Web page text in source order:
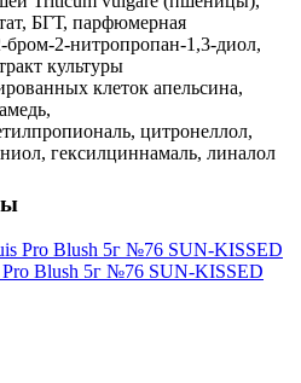
БГТ, парфюмерная
бром-2-нитропропан-1,3-диол,
культуры
клеток апельсина,
цитронеллол,
гексилциннамаль, линалол
Blush 5г №76 SUN-KISSED